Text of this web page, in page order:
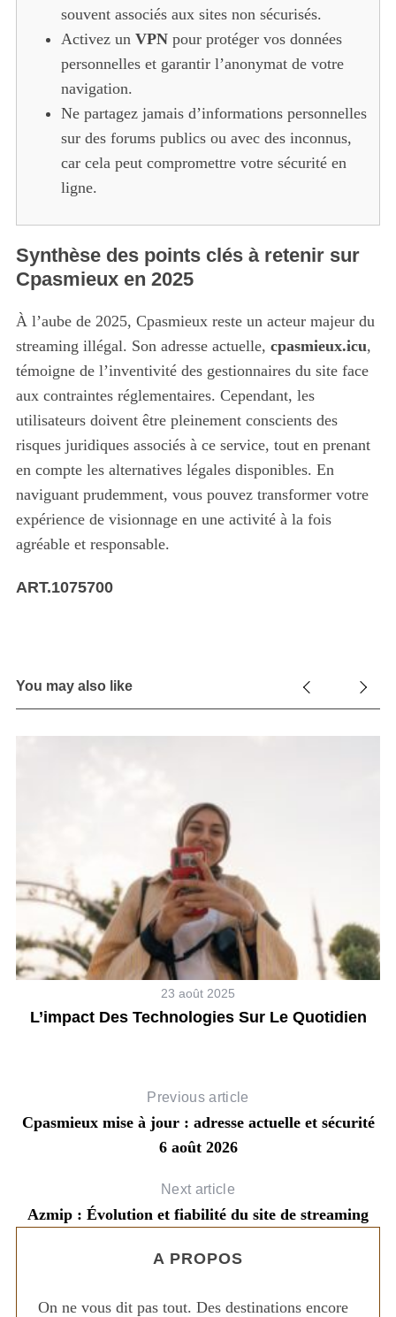
souvent associés aux sites non sécurisés.
Activez un VPNpour protéger vos données
personnelles et garantir l’anonymat de votre
navigation.
Ne partagez jamais d’informations personnelles
sur des forums publics ou avec des inconnus,
car cela peut compromettre votre sécurité en
ligne.
Synthèse des points clés à retenir sur
Cpasmieux en 2025
À l’aube de 2025, Cpasmieux reste un acteur majeur du
streaming illégal. Son adresse actuelle, cpasmieux.icu,
témoigne de l’inventivité des gestionnaires du site face
aux contraintes réglementaires. Cependant, les
utilisateurs doivent être pleinement conscients des
risques juridiques associés à ce service, tout en prenant
en compte les alternatives légales disponibles. En
naviguant prudemment, vous pouvez transformer votre
expérience de visionnage en une activité à la fois
agréable et responsable.
ART.1075700
You may also like
23 août 2025
L’impact Des Technologies Sur Le Quotidien
Previous article
Cpasmieux mise à jour : adresse actuelle et sécurité
6 août 2026
Next article
Azmip : Évolution et fiabilité du site de streaming
A PROPOS
On ne vous dit pas tout. Des destinations encore